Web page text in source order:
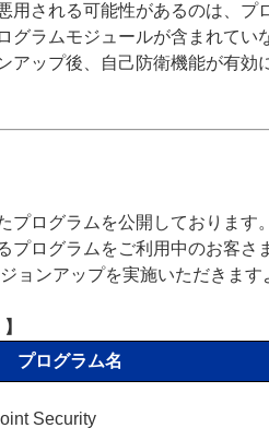
用される可能性があるのは、
グラムモジュールが含まれて
アップ後、自己防衛機能が有効
プログラムを公開しております
プログラムをご利用中のお客さ
ョンアップを実施いただきます
プログラム名
Security